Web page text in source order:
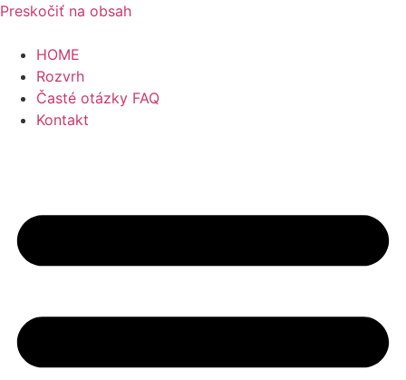
Preskočiť na obsah
HOME
Rozvrh
Časté otázky FAQ
Kontakt